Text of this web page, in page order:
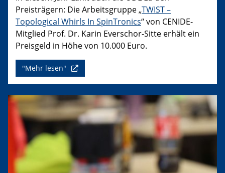
Preisträgern: Die Arbeitsgruppe „TWIST –
Topological Whirls In SpinTronics“ von CENIDE-
Mitglied Prof. Dr. Karin Everschor-Sitte erhält ein
Preisgeld in Höhe von 10.000 Euro.
"Mehr lesen"